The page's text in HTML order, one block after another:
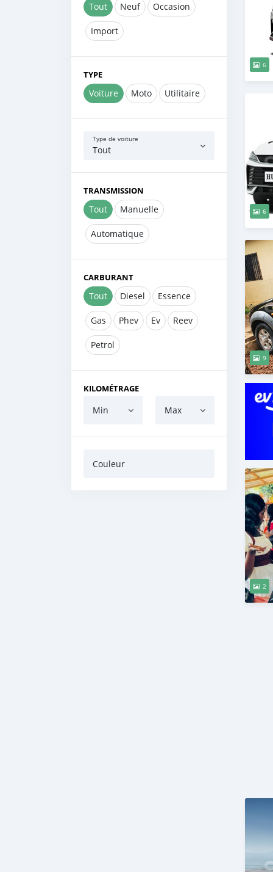
Tout Neuf Occasion
Import
TYPE
Voiture Moto Utilitaire
Type de voiture
Tout
TRANSMISSION
Tout Manuelle
Automatique
CARBURANT
Tout Diesel Essence
Gas Phev Ev Reev
Petrol
KILOMÉTRAGE
Min Max
Couleur
6
6
9
2